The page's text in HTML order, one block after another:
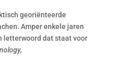
georiënteerde
Amper enkele jaren
letterwoord dat staat voor